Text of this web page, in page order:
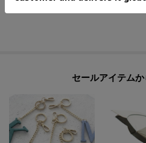
セールアイテム